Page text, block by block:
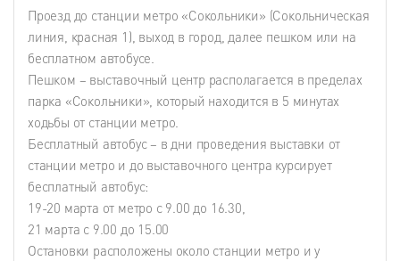
Проезд до станции метро «Сокольники» (Сокольническая
линия, красная 1), выход в город, далее пешком или на
бесплатном автобусе.
Пешком – выставочный центр располагается в пределах
парка «Сокольники», который находится в 5 минутах
ходьбы от станции метро.
Бесплатный автобус – в дни проведения выставки от
станции метро и до выставочного центра курсирует
бесплатный автобус:
19-20 марта от метро с 9.00 до 16.30,
21 марта с 9.00 до 15.00
Остановки расположены около станции метро и у